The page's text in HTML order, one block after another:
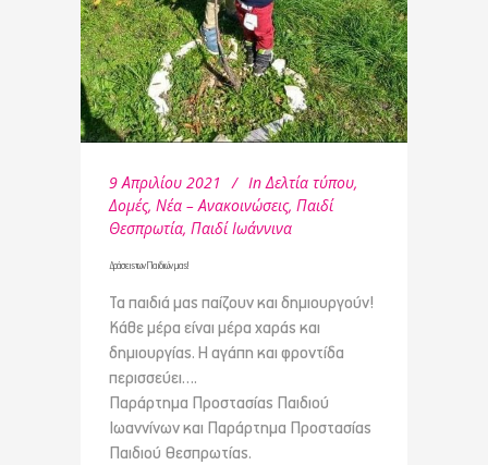
9 Απριλίου 2021 In Δελτία τύπου,
Δομές, Νέα – Ανακοινώσεις, Παιδί
Θεσπρωτία, Παιδί Ιωάννινα
Δράσεις των Παιδιών μας!
Τα παιδιά μας παίζουν και δημιουργούν!
Κάθε μέρα είναι μέρα χαράς και
δημιουργίας. Η αγάπη και φροντίδα
περισσεύει….
Παράρτημα Προστασίας Παιδιού
Ιωαννίνων και Παράρτημα Προστασίας
Παιδιού Θεσπρωτίας.